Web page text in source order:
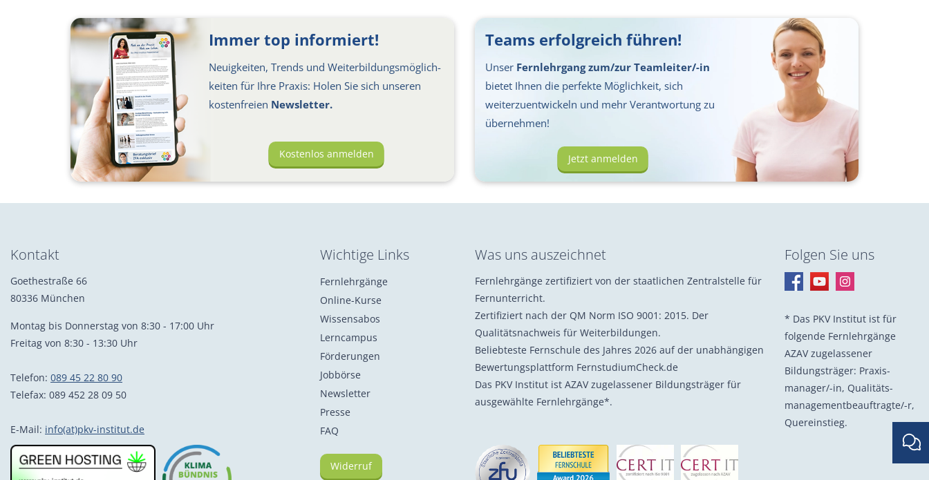
Immer top informiert!
Neuigkeiten, Trends und Weiter­bil­dungs­möglich­
keiten für Ihre Praxis: Holen Sie sich unseren
kosten­freien Newsletter.
Kostenlos anmelden
Teams erfolgreich führen!
Unser Fernlehrgang zum/zur Teamleiter/-in
bietet Ihnen die perfekte Möglichkeit, sich
weiterzuentwickeln und mehr Verantwortung zu
übernehmen!
Jetzt anmelden
Kontakt
Goethestraße 66
80336 München
Montag bis Donnerstag von 8:30 - 17:00 Uhr
Freitag von 8:30 - 13:30 Uhr
Telefon: 089 45 22 80 90
Telefax: 089 452 28 09 50
E-Mail: info(at)pkv-institut.de
Wichtige Links
Fernlehrgänge
Online-Kurse
Wissensabos
Lerncampus
Förderungen
Jobbörse
Newsletter
Presse
FAQ
Widerruf
Was uns auszeichnet
Fernlehrgänge zertifiziert von der staatlichen Zentralstelle für
Fernunterricht.
Zertifiziert nach der QM Norm ISO 9001: 2015. Der
Qualitätsnachweis für Weiterbildungen.
Beliebteste Fernschule des Jahres 2026 auf der unabhängigen
Bewertungsplattform FernstudiumCheck.de
Das PKV Institut ist AZAV zugelassener Bildungsträger für
ausgewählte Fernlehrgänge*.
Folgen Sie uns
* Das PKV Institut ist für
folgende Fernlehrgänge
AZAV zugelassener
Bildungsträger: Praxis­
manager/-in, Quali­täts­
management­beauf­tragte/-r,
Quer­einstieg.